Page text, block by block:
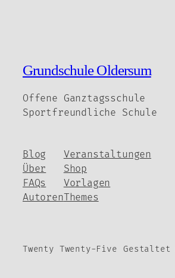
Grundschule Oldersum
Offene Ganztagsschule
Sportfreundliche Schule
Blog
Über
FAQs
Autoren
Veranstaltungen
Shop
Vorlagen
Themes
Twenty Twenty-Five Gestaltet